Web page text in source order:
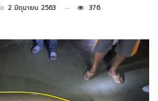
2 มิถุนายน 2563 376